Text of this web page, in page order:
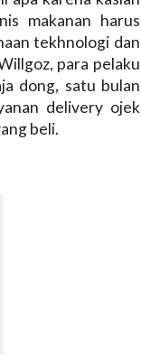
makanan harus
tekhnologi dan
para pelaku
dong, satu bulan
delivery ojek
beli.